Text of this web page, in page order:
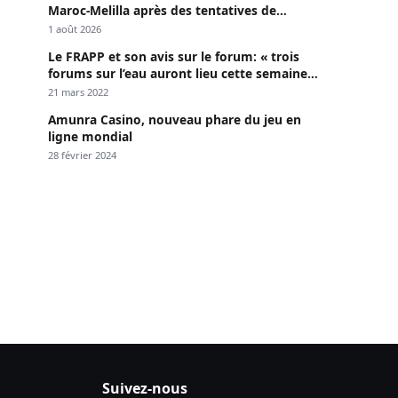
Maroc-Melilla après des tentatives de
passage
1 août 2026
Le FRAPP et son avis sur le forum: « trois
forums sur l’eau auront lieu cette semaine à
Dakar »
21 mars 2022
Amunra Casino, nouveau phare du jeu en
ligne mondial
28 février 2024
Suivez-nous